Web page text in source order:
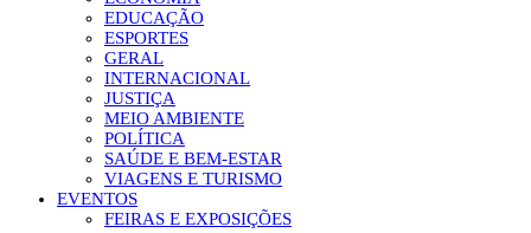
EDUCAÇÃO
ESPORTES
GERAL
INTERNACIONAL
JUSTIÇA
MEIO AMBIENTE
POLÍTICA
SAÚDE E BEM-ESTAR
VIAGENS E TURISMO
EVENTOS
FEIRAS E EXPOSIÇÕES